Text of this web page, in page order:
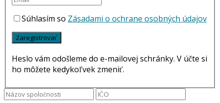
Súhlasím so Zásadami o ochrane osobných údajov
Heslo vám odošleme do e-mailovej schránky. V účte si
ho môžete kedykoľvek zmeniť.